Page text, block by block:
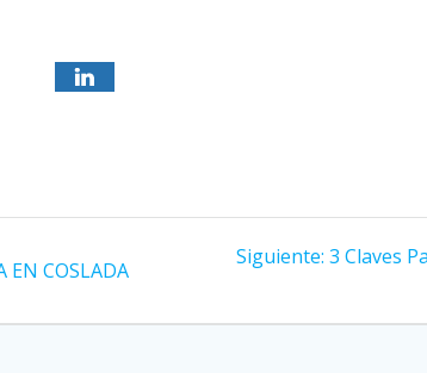
EN COSLADA
Siguiente: Siguiente
3 Claves